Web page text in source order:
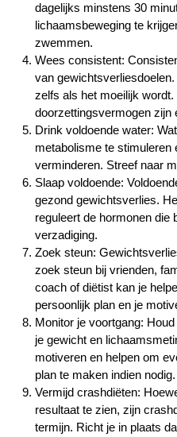
dagelijks minstens 30
lichaamsbeweging te
zwemmen.
Wees consistent:
van
zelfs als het moeilijk
doorzettingsvermogen zijn
Drink voldoende water:
metabolisme te stimuleren
verminderen. Streef naar
Slaap voldoende:
gezond gewichtsverlies.
reguleert de hormonen die
verzadiging.
Zoek steun:
zoek steun bij vrienden,
coach of diëtist kan je
persoonlijk plan en je
Monitor je voortgang:
je gewicht en
motiveren en helpen om
plan te maken indien nodig.
Vermijd crashdiëten:
resultaat te zien, zijn
termijn. Richt je in plaats